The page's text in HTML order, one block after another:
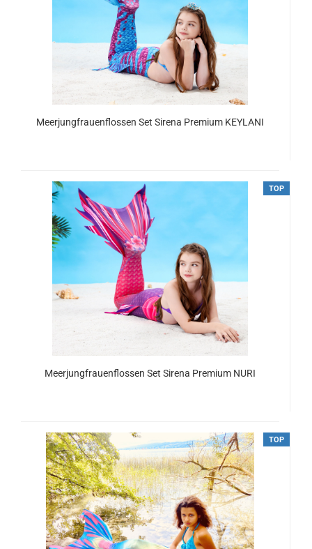
Meerjungfrauenflossen Set Sirena Premium KEYLANI
ab 134,00 EUR TOP
Meerjungfrauenflossen Set Sirena Premium NURI
ab 134,00 EUR TOP